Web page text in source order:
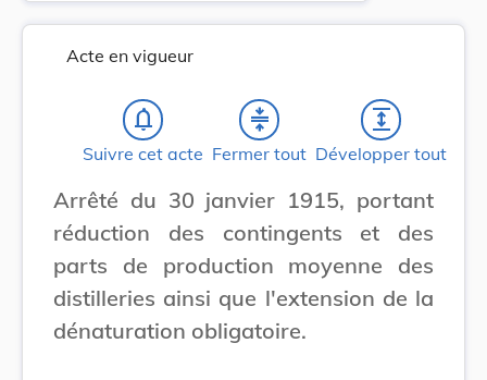
Acte en vigueur
notifications_none
Suivre cet acte
compress
Fermer tout
expand
Développer tout
Arrêté du 30 janvier 1915, portant
réduction des contingents et des
parts de production moyenne des
distilleries ainsi que l'extension de la
dénaturation obligatoire.